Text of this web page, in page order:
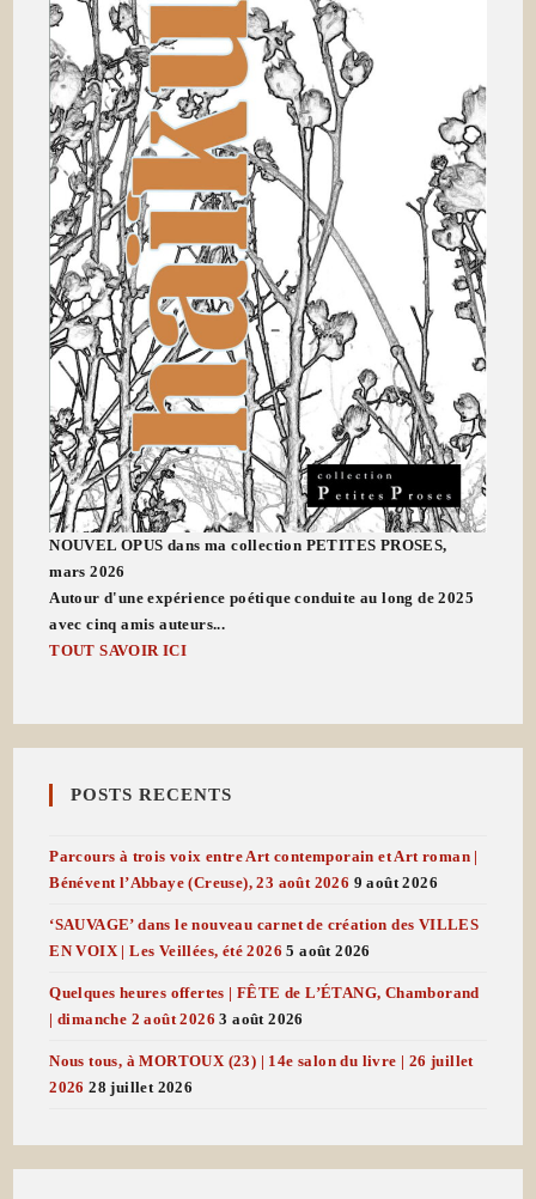
NOUVEL OPUS dans ma collection PETITES PROSES,
mars 2026
Autour d'une expérience poétique conduite au long de 2025
avec cinq amis auteurs...
TOUT SAVOIR ICI
POSTS RECENTS
Parcours à trois voix entre Art contemporain et Art roman |
Bénévent l’Abbaye (Creuse), 23 août 2026 9 août 2026
‘SAUVAGE’ dans le nouveau carnet de création des VILLES
EN VOIX | Les Veillées, été 2026 5 août 2026
Quelques heures offertes | FÊTE de L’ÉTANG, Chamborand
| dimanche 2 août 2026 3 août 2026
Nous tous, à MORTOUX (23) | 14e salon du livre | 26 juillet
2026 28 juillet 2026